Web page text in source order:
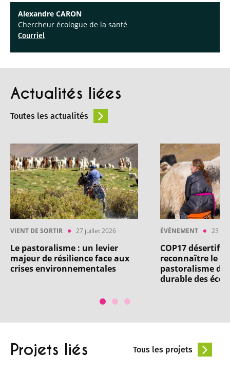
Alexandre CARON
Chercheur écologue de la santé
Courriel
Actualités liées
Toutes les actualités
VIENT DE SORTIR 27 juillet 2026
Le pastoralisme : un levier
majeur de résilience face aux
crises environnementales
ÉVÉNEMENT 23
COP17
reconnaître le
pastoralisme
durable des
Projets liés Tous les projets